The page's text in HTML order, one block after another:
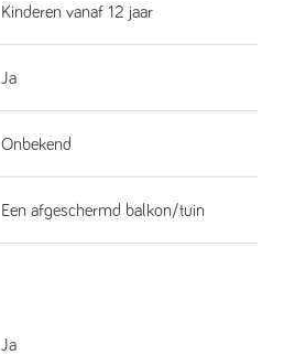
Kinderen vanaf 12 jaar
Ja
Onbekend
Een afgeschermd balkon/tuin
Ja